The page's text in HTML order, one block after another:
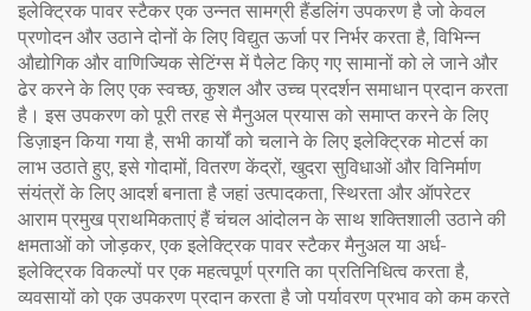
इलेक्ट्रिक पावर स्टैकर एक उन्नत सामग्री हैंडलिंग उपकरण है जो केवल
प्रणोदन और उठाने दोनों के लिए विद्युत ऊर्जा पर निर्भर करता है, विभिन्न
औद्योगिक और वाणिज्यिक सेटिंग्स में पैलेट किए गए सामानों को ले जाने और
ढेर करने के लिए एक स्वच्छ, कुशल और उच्च प्रदर्शन समाधान प्रदान करता
है। इस उपकरण को पूरी तरह से मैनुअल प्रयास को समाप्त करने के लिए
डिज़ाइन किया गया है, सभी कार्यों को चलाने के लिए इलेक्ट्रिक मोटर्स का
लाभ उठाते हुए, इसे गोदामों, वितरण केंद्रों, खुदरा सुविधाओं और विनिर्माण
संयंत्रों के लिए आदर्श बनाता है जहां उत्पादकता, स्थिरता और ऑपरेटर
आराम प्रमुख प्राथमिकताएं हैं चंचल आंदोलन के साथ शक्तिशाली उठाने की
क्षमताओं को जोड़कर, एक इलेक्ट्रिक पावर स्टैकर मैनुअल या अर्ध-
इलेक्ट्रिक विकल्पों पर एक महत्वपूर्ण प्रगति का प्रतिनिधित्व करता है,
व्यवसायों को एक उपकरण प्रदान करता है जो पर्यावरण प्रभाव को कम करते